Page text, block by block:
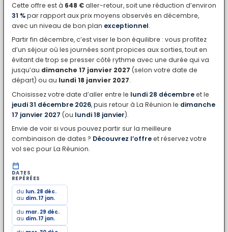
Cette offre est à 648 €aller-retour, soit une réduction d’environ
31 %par rapport aux prix moyens observés en décembre,
avec un niveau de bon plan exceptionnel.
Partir fin décembre, c’est viser le bon équilibre : vous profitez
d’un séjour où les journées sont propices aux sorties, tout en
évitant de trop se presser côté rythme avec une durée qui va
jusqu’au dimanche 17 janvier 2027 (selon votre date de
départ) ou au lundi 18 janvier 2027.
Choisissez votre date d’aller entre le lundi 28 décembreet le
jeudi 31 décembre 2026, puis retour à La Réunion le dimanche
17 janvier 2027 (ou lundi 18 janvier).
Envie de voir si vous pouvez partir sur la meilleure
combinaison de dates ? Découvrez l’offreet réservez votre
vol sec pour La Réunion.
DATES
REPÉRÉES
du lun. 28 déc.
au dim. 17 jan.
du mar. 29 déc.
au dim. 17 jan.